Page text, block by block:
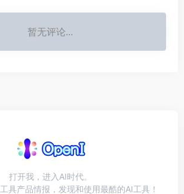
暂无评论...
打开我，进入AI时代。
具产品情报，发现和使用最酷的AI工具！